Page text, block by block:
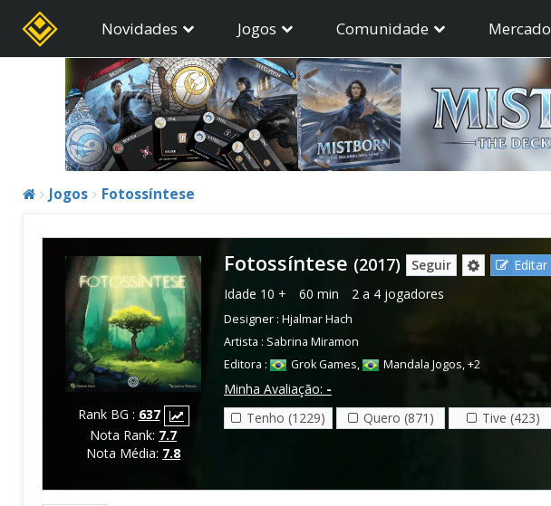
Novidades Jogos Comunidade Mercado
Jogos Fotossíntese
Rank BG : 637
Nota Rank: 7.7
Nota Média: 7.8
Fotossíntese (2017) Seguir Editar
Idade 10 + 60 min 2 a 4 jogadores
Designer : Hjalmar Hach
Artista : Sabrina Miramon
Editora :
Grok Games, Mandala Jogos,+2
Minha Avaliação: -
Tenho (1229)
Quero (871) Tive (423)